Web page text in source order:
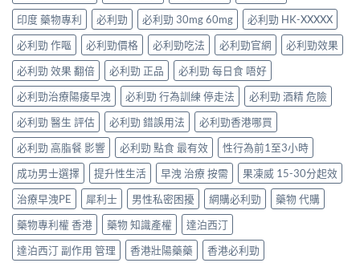
估〉
中
風
險
與
安
全
指
南〉
中
解
決
勃
起
功
能
障
礙
與
早
洩〉
中
「劑
量
尷
尬」
的
三
種
解
法
與
替
代
方
案〉
中
雙
效
果
凍
威、
西
地
那
非
＋
達
泊
西
汀
一
次
搞
掂
ED
印度 藥物專利
必利勁 必利勁 30mg 60mg
必利勁 HK-XXXXX
必利勁 作嘔
必利勁價格 必利勁吃法 必利勁官網
必利勁效果
必利勁 效果 翻倍
必利勁 正品
必利勁 每日食 唔好
必利勁治療陽痿早洩
必利勁 行為訓練 停走法
必利勁 酒精 危險
必利勁 醫生 評估
必利勁 錯誤用法
必利勁香港哪買
必利勁 高脂餐 影響
必利勁 點食 最有效
性行為前1至3小時
成功男士選擇
提升性生活 早洩 治療 按需
果凍威 15-30分起效
治療早洩PE
犀利士 男性私密困擾 網購必利勁
藥物 代購
藥物專利權 香港
藥物 知識產權
達泊西汀
達泊西汀 副作用 管理
香港壯陽藥藥 香港必利勁